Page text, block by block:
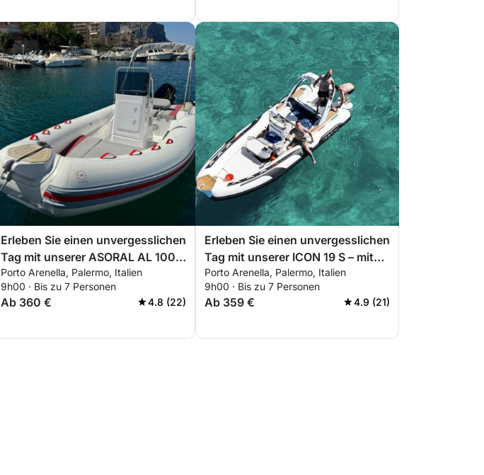
Erleben Sie einen unvergesslichen
Tag mit unserer ASORAL AL 100 –
mit allem, was Sie für einen
perfekten Bootsausflug
benötigen!
Porto Arenella, Palermo, Italien
9h00 · Bis zu 7 Personen
Ab 360 € 4.8 (22)
Erleben Sie einen unvergesslichen
Tag mit unserer ICON 19 S – mit
allem, was Sie für einen perfekten
Bootsausflug benötigen!
Porto Arenella, Palermo, Italien
9h00 · Bis zu 7 Personen
Ab 359 € 4.9 (21)